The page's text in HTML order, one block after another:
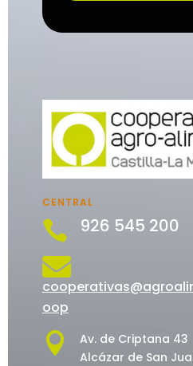
CENTRAL
 926 545 200

oop

Av. de Criptana 43
Alcázar de San